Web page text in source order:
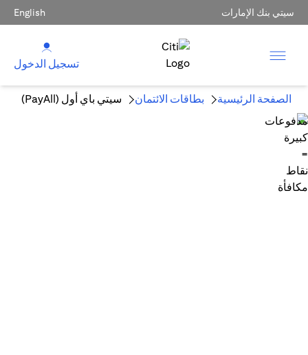
سيتي بنك الإمارات English
تسجيل الدخول
الصفحة الرئيسية بطاقات الائتمان سيتي باي أول (PayAll)